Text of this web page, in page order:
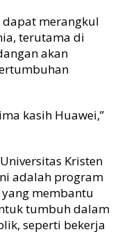
merangkul
terutama di
akan
kasih Huawei,”
Kristen
adalah program
membantu
tumbuh dalam
seperti bekerja